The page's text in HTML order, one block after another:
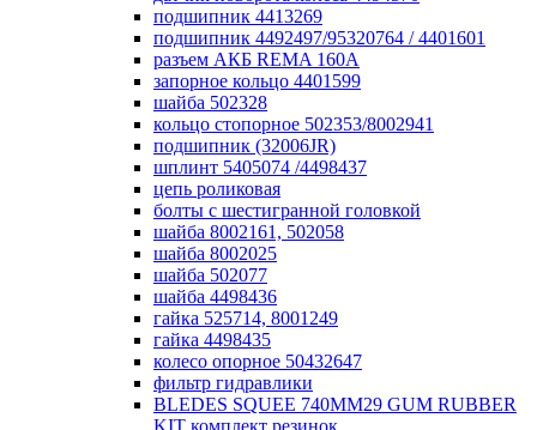
подшипник 4413269
подшипник 4492497/95320764 / 4401601
разъем АКБ REMA 160А
запорное кольцо 4401599
шайба 502328
кольцо стопорное 502353/8002941
подшипник (32006JR)
шплинт 5405074 /4498437
цепь роликовая
болты с шестигранной головкой
шайба 8002161, 502058
шайба 8002025
шайба 502077
шайба 4498436
гайка 525714, 8001249
гайка 4498435
колесо опорное 50432647
фильтр гидравлики
BLEDES SQUEE 740MM29 GUM RUBBER
KIT комплект резинок